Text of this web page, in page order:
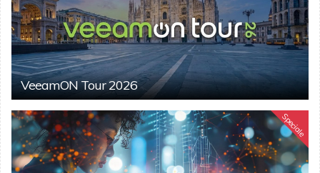
VeeamON Tour 2026
Speciale